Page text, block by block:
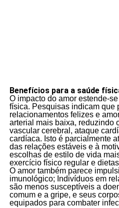
Benefícios para a saúde
O impacto do amor estende-
física. Pesquisas indicam que
relacionamentos felizes e
arterial mais baixa, reduzindo
vascular cerebral, ataque
cardíaca. Isto é parcialmente
das relações estáveis e à
escolhas de estilo de vida
exercício físico regular e
O amor também parece
imunológico; Indivíduos em
são menos susceptíveis a
comum e a gripe, e seus
equipados para combater